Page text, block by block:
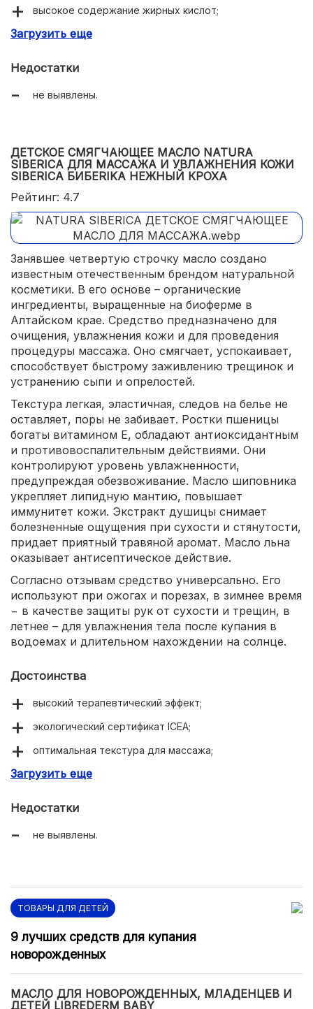
высокое содержание жирных кислот;
удобный распылитель.
Загрузить еще
Недостатки
не выявлены.
ДЕТСКОЕ СМЯГЧАЮЩЕЕ МАСЛО NATURA
SIBERICA ДЛЯ МАССАЖА И УВЛАЖНЕНИЯ КОЖИ
SIBERICA БИБERIKA НЕЖНЫЙ КРОХА
Рейтинг: 4.7
Занявшее четвертую строчку масло создано
известным отечественным брендом натуральной
косметики. В его основе – органические
ингредиенты, выращенные на биоферме в
Алтайском крае. Средство предназначено для
очищения, увлажнения кожи и для проведения
процедуры массажа. Оно смягчает, успокаивает,
способствует быстрому заживлению трещинок и
устранению сыпи и опрелостей.
Текстура легкая, эластичная, следов на белье не
оставляет, поры не забивает. Ростки пшеницы
богаты витамином Е, обладают антиоксидантным
и противовоспалительным действиями. Они
контролируют уровень увлажненности,
предупреждая обезвоживание. Масло шиповника
укрепляет липидную мантию, повышает
иммунитет кожи. Экстракт душицы снимает
болезненные ощущения при сухости и стянутости,
придает приятный травяной аромат. Масло льна
оказывает антисептическое действие.
Согласно отзывам средство универсально. Его
используют при ожогах и порезах, в зимнее время
− в качестве защиты рук от сухости и трещин, в
летнее – для увлажнения тела после купания в
водоемах и длительном нахождении на солнце.
Достоинства
высокий терапевтический эффект;
экологический сертификат ICEA;
оптимальная текстура для массажа;
уходовое средство для любого возраста.
Загрузить еще
Недостатки
не выявлены.
ТОВАРЫ ДЛЯ ДЕТЕЙ
9 лучших средств для купания
новорожденных
МАСЛО ДЛЯ НОВОРОЖДЕННЫХ, МЛАДЕНЦЕВ И
ДЕТЕЙ LIBREDERM BABY